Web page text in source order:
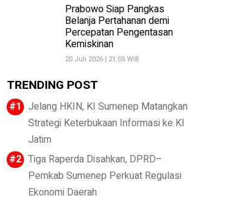
Prabowo Siap Pangkas
Belanja Pertahanan demi
Percepatan Pengentasan
Kemiskinan
20 Juli 2026 | 21:05 WIB
TRENDING POST
Jelang HKIN, KI Sumenep Matangkan
Strategi Keterbukaan Informasi ke KI
Jatim
Tiga Raperda Disahkan, DPRD–
Pemkab Sumenep Perkuat Regulasi
Ekonomi Daerah